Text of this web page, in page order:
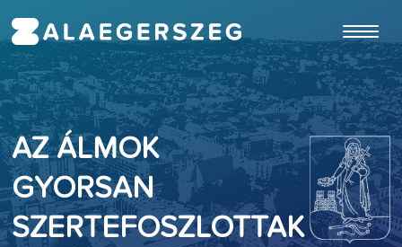
AZ ÁLMOK
GYORSAN
SZERTEFOSZLOTTAK